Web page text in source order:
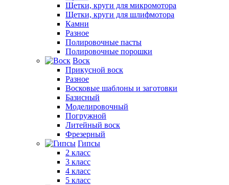
Щетки, круги для микромотора
Щетки, круги для шлифмотора
Камни
Разное
Полировочные пасты
Полировочные порошки
Воск
Прикусной воск
Разное
Восковые шаблоны и заготовки
Базисный
Моделировочный
Погружной
Литейный воск
Фрезерный
Гипсы
2 класс
3 класс
4 класс
5 класс